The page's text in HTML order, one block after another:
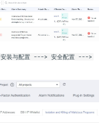
安装与配置 ---> 安全配置 --->